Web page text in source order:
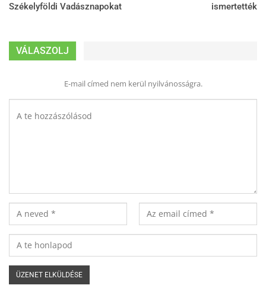
Székelyföldi Vadásznapokat
ismertették
VÁLASZOLJ
E-mail címed nem kerül nyilvánosságra.